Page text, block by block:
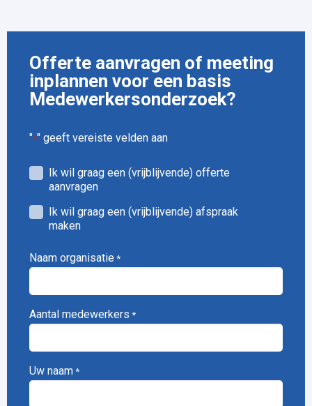
Offerte aanvragen of meeting
inplannen voor een basis
Medewerkersonderzoek?
"*" geeft vereiste velden aan
Offerte
aanvragen
Medewerkersonderzoek
*
Ik wil graag een (vrijblijvende) offerte
aanvragen
Ik wil graag een (vrijblijvende) afspraak
maken
Naam organisatie *
Aantal medewerkers *
Uw naam *